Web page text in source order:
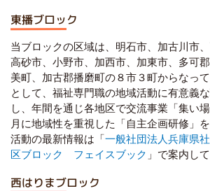
東播ブロック
当ブロックの区域は、明石市、加古川市、
高砂市、小野市、加西市、加東市、多可
美町、加古郡播磨町の８市３町からなっ
として、福祉専門職の地域活動に有意義
し、年間を通じ各地区で交流事業「集い
月に地域性を重視した「自主企画研修」
活動の最新情報は「一般社団法人兵庫県
区ブロック フェイスブック 」で案内し
西はりまブロック